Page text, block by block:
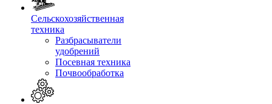
Сельскохозяйственная
техника
Разбрасыватели
удобрений
Посевная техника
Почвообработка